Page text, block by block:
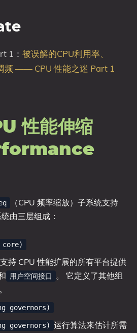
1： 被误解的CPU利用率、
频 —— CPU 性能之迷 Part 1
性能伸缩
（CPU 频率缩放）子系统支持
由三层组成：
core)
持 CPU 性能扩展的所有平台提供
用户空间接口
。 它定义了其他组
governors)
governors) 运行算法来估计所需